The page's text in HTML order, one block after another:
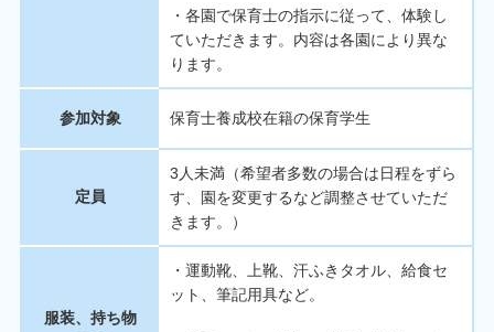
・各園で保育士の指示に従って、体験し
ていただきます。内容は各園により異な
ります。
参加対象 保育士養成校在籍の保育学生
定員
3人未満（希望者多数の場合は日程をずら
す、園を変更するなど調整させていただ
きます。）
服装、持ち物
・運動靴、上靴、汗ふきタオル、給食セ
ット、筆記用具など。